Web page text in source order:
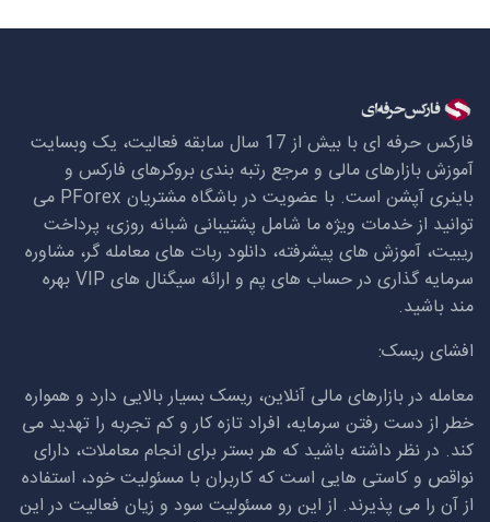
فارکس حرفه ای با بیش از 17 سال سابقه فعالیت، یک وبسایت
آموزش بازارهای مالی و مرجع رتبه بندی بروکرهای فارکس و
باینری آپشن است. با عضویت در باشگاه مشتریان PForex می
توانید از خدمات ویژه ما شامل پشتیبانی شبانه روزی، پرداخت
ریبیت، آموزش های پیشرفته، دانلود ربات های معامله گر، مشاوره
سرمایه گذاری در حساب های پم و ارائه سیگنال های VIPبهره
مند باشید.
افشای ریسک:
معامله در بازارهای مالی آنلاین، ریسک بسیار بالایی دارد و همواره
خطر از دست رفتن سرمایه، افراد تازه کار و کم تجربه را تهدید می
کند. در نظر داشته باشید که هر بستر برای انجام معاملات، دارای
نواقص و کاستی هایی است که کاربران با مسئولیت خود، استفاده
از آن را می پذیرند. از این رو مسئولیت سود و زیان فعالیت در این